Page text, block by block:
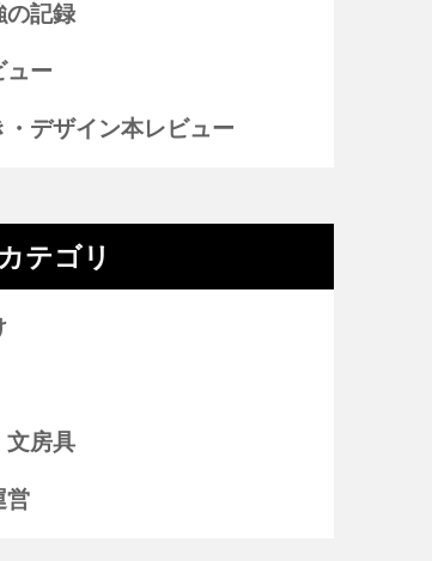
の記録
ュー
・デザイン本レビュー
テゴリ
文房具
営